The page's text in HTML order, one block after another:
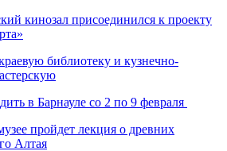
кинозал присоединился к проекту
библиотеку и кузнечно-
в Барнауле со 2 по 9 февраля
пройдет лекция о древних
Алтая